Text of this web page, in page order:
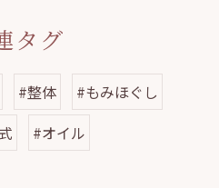
タグ
#整体
#もみほぐし
#オイル